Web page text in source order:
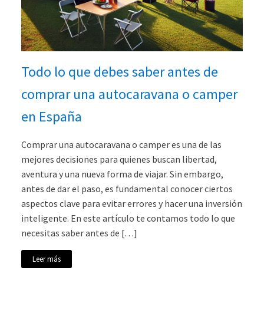
Todo lo que debes saber antes de
comprar una autocaravana o camper
en España
Comprar una autocaravana o camper es una de las
mejores decisiones para quienes buscan libertad,
aventura y una nueva forma de viajar. Sin embargo,
antes de dar el paso, es fundamental conocer ciertos
aspectos clave para evitar errores y hacer una inversión
inteligente. En este artículo te contamos todo lo que
necesitas saber antes de […]
Leer más